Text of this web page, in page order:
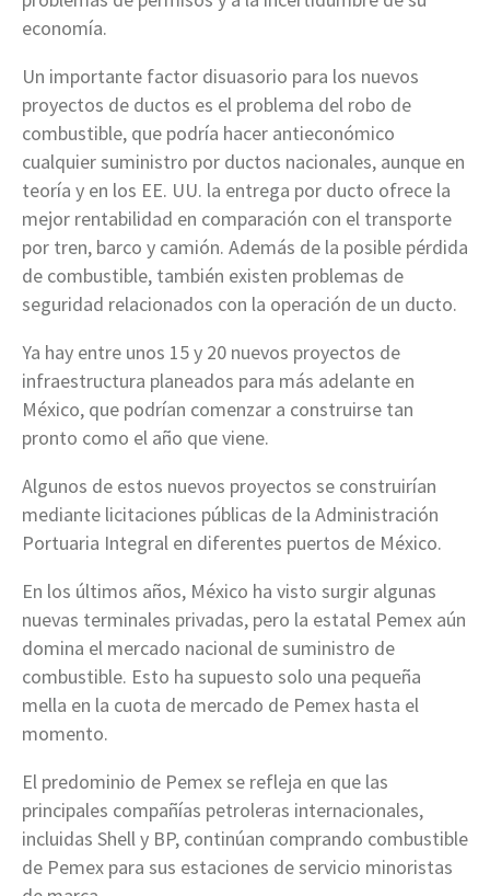
economía.
Un importante factor disuasorio para los nuevos
proyectos de ductos es el problema del robo de
combustible, que podría hacer antieconómico
cualquier suministro por ductos nacionales, aunque en
teoría y en los EE. UU. la entrega por ducto ofrece la
mejor rentabilidad en comparación con el transporte
por tren, barco y camión. Además de la posible pérdida
de combustible, también existen problemas de
seguridad relacionados con la operación de un ducto.
Ya hay entre unos 15 y 20 nuevos proyectos de
infraestructura planeados para más adelante en
México, que podrían comenzar a construirse tan
pronto como el año que viene.
Algunos de estos nuevos proyectos se construirían
mediante licitaciones públicas de la Administración
Portuaria Integral en diferentes puertos de México.
En los últimos años, México ha visto surgir algunas
nuevas terminales privadas, pero la estatal Pemex aún
domina el mercado nacional de suministro de
combustible. Esto ha supuesto solo una pequeña
mella en la cuota de mercado de Pemex hasta el
momento.
El predominio de Pemex se refleja en que las
principales compañías petroleras internacionales,
incluidas Shell y BP, continúan comprando combustible
de Pemex para sus estaciones de servicio minoristas